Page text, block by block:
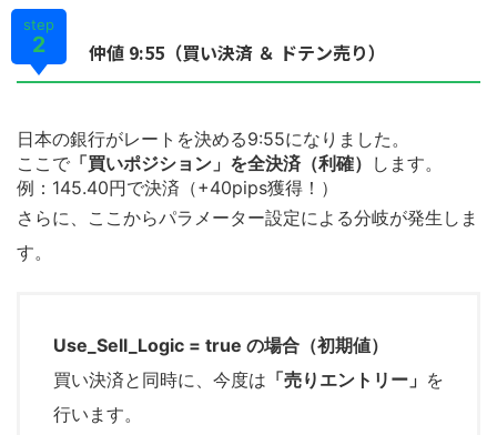
step
2 仲値 9:55（買い決済 ＆ ドテン売り）
日本の銀行がレートを決める9:55になりました。
ここで 「買いポジション」を全決済（利確） します。
例：145.40円で決済（+40pips獲得！）
さらに、ここからパラメーター設定による分岐が発生しま
す。
Use_Sell_Logic = true の場合（初期値）
買い決済と同時に、今度は 「売りエントリー」 を
行います。